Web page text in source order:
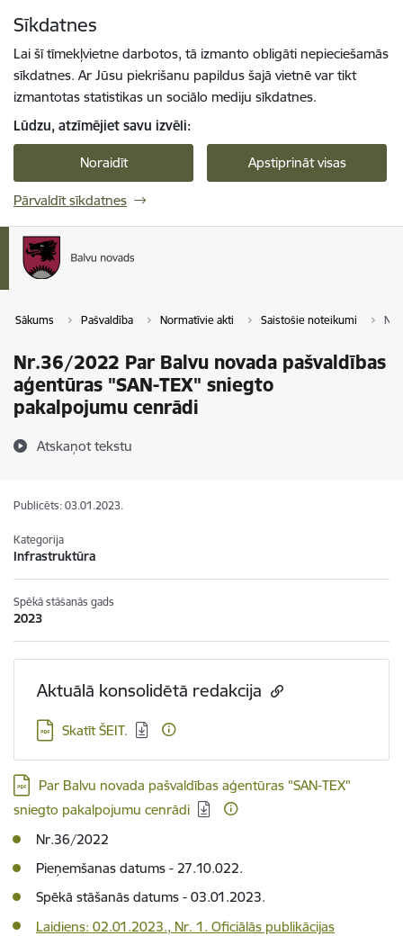
Sīkdatnes
Lai šī tīmekļvietne darbotos, tā izmanto obligāti nepieciešamās
sīkdatnes. Ar Jūsu piekrišanu papildus šajā vietnē var tikt
izmantotas statistikas un sociālo mediju sīkdatnes.
Lūdzu, atzīmējiet savu izvēli:
Noraidīt Apstiprināt visas
Pārvaldīt sīkdatnes
Sākums Pašvaldība Normatīvie akti Saistošie noteikumi
Nr.36/2022 Par Balvu novada pašvaldības
aģentūras "SAN-TEX" sniegto
pakalpojumu cenrādi
Atskaņot tekstu
Publicēts: 03.01.2023.
Kategorija
Infrastruktūra
Spēkā stāšanās gads
2023
Aktuālā konsolidētā redakcija
Lejupielādēt:
Skatīt ŠEIT.
Lejupielādēt:
Par Balvu novada pašvaldības aģentūras "SAN-TEX"
sniegto pakalpojumu cenrādi
Nr.36/2022
Pieņemšanas datums - 27.10.022.
Spēkā stāšanās datums - 03.01.2023.
Laidiens: 02.01.2023., Nr. 1. Oficiālās publikācijas